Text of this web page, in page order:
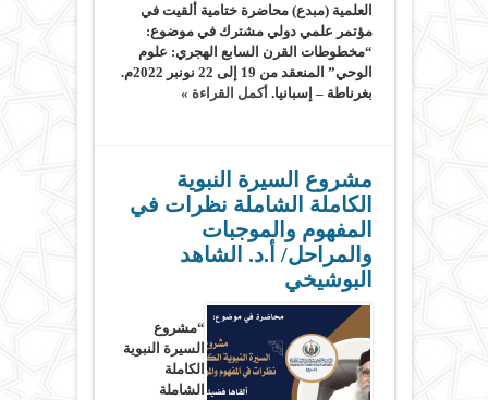
العلمية (مبدع) محاضرة ختامية ألقيت في
مؤتمر علمي دولي مشترك في موضوع:
“مخطوطات القرن السابع الهجري: علوم
الوحي” المنعقد من 19 إلى 22 نونبر 2022م.
بغرناطة – إسبانيا. أكمل القراءة »
مشروع السيرة النبوية
الكاملة الشاملة نظرات في
المفهوم والموجبات
والمراحل/ أ.د. الشاهد
البوشيخي
“مشروع
السيرة النبوية
الكاملة
الشاملة